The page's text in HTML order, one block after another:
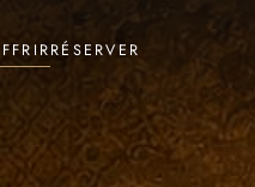
RÉSERVER